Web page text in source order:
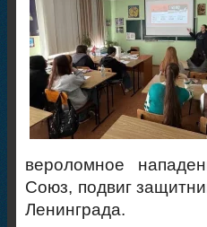
вероломное
Союз, подвиг
Ленинграда.